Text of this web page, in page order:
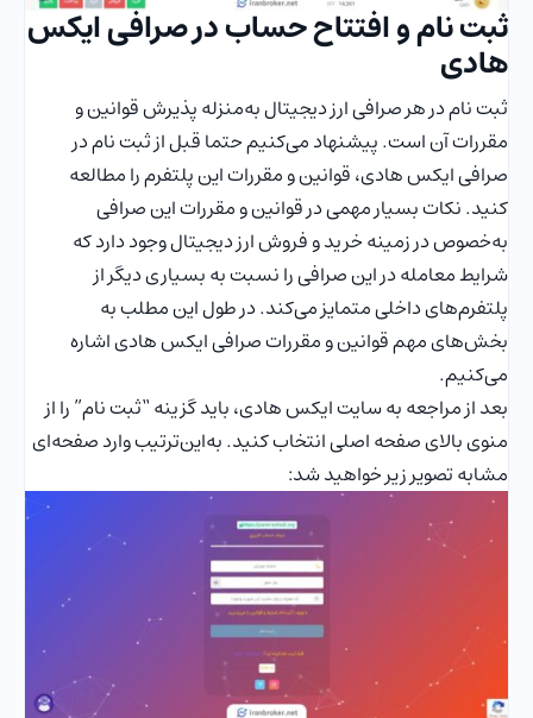
ثبت نام و افتتاح حساب در صرافی ایکس
هادی
ثبت نام در هر صرافی ارز دیجیتال به‌منزله پذیرش قوانین و
مقررات آن است. پیشنهاد می‌کنیم حتما قبل از ثبت نام در
صرافی ایکس هادی، قوانین و مقررات این پلتفرم را مطالعه
کنید. نکات بسیار مهمی در قوانین و مقررات این صرافی
به‌خصوص در زمینه خرید و فروش ارز دیجیتال وجود دارد که
شرایط معامله در این صرافی را نسبت به بسیاری دیگر از
پلتفرم‌های داخلی متمایز می‌کند. در طول این مطلب به
بخش‌های مهم قوانین و مقررات صرافی ایکس هادی اشاره
می‌کنیم.
بعد از مراجعه به سایت ایکس هادی، باید گزینه “ثبت نام” را از
منوی بالای صفحه اصلی انتخاب کنید. به‌این‌ترتیب وارد صفحه‌ای
مشابه تصویر زیر خواهید شد: